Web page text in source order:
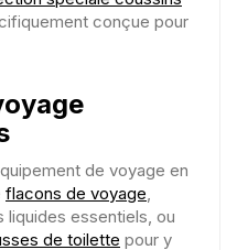
conçue pour
de voyage en
flacons de voyage,
essentiels, ou
de toilette pour y